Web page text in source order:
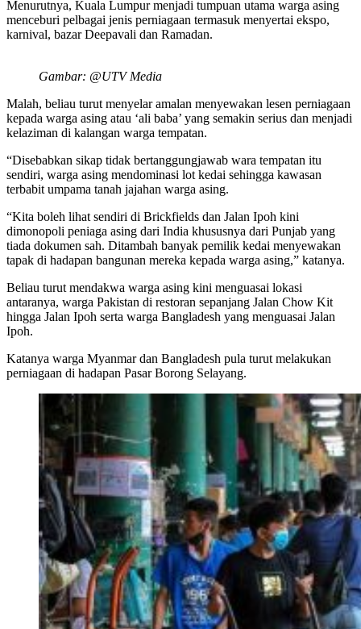
Menurutnya, Kuala Lumpur menjadi tumpuan utama warga asing
menceburi pelbagai jenis perniagaan termasuk menyertai ekspo,
karnival, bazar Deepavali dan Ramadan.
Gambar: @UTV Media
Malah, beliau turut menyelar amalan menyewakan lesen perniagaan
kepada warga asing atau ‘ali baba’ yang semakin serius dan menjadi
kelaziman di kalangan warga tempatan.
“Disebabkan sikap tidak bertanggungjawab wara tempatan itu
sendiri, warga asing mendominasi lot kedai sehingga kawasan
terbabit umpama tanah jajahan warga asing.
“Kita boleh lihat sendiri di Brickfields dan Jalan Ipoh kini
dimonopoli peniaga asing dari India khususnya dari Punjab yang
tiada dokumen sah. Ditambah banyak pemilik kedai menyewakan
tapak di hadapan bangunan mereka kepada warga asing,” katanya.
Beliau turut mendakwa warga asing kini menguasai lokasi
antaranya, warga Pakistan di restoran sepanjang Jalan Chow Kit
hingga Jalan Ipoh serta warga Bangladesh yang menguasai Jalan
Ipoh.
Katanya warga Myanmar dan Bangladesh pula turut melakukan
perniagaan di hadapan Pasar Borong Selayang.